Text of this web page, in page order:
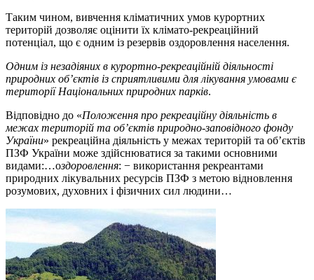
Таким чином, вивчення кліматичних умов курортних
територій дозволяє оцінити їх клімато-рекреаційний
потенціал, що є одним із резервів оздоровлення населення.
Одним із незадіяних в курортно-рекреаційній діяльності
природних об’єктів із сприятливими для лікування умовами є
території Національних природних парків.
Відповідно до «Положення про рекреаційну діяльність в
межах територій та об’єктів природно-заповідного фонду
України» рекреаційна діяльність у межах територій та об’єктів
ПЗФ України може здійснюватися за такими основними
видами:…оздоровлення: − використання рекреантами
природних лікувальних ресурсів ПЗФ з метою відновлення
розумових, духовних і фізичних сил людини…